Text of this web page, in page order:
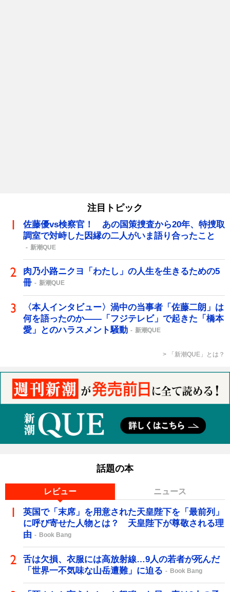
注目トピック
佐藤優vs検察官！ あの国策捜査から20年、特捜取
調室で対峙した因縁の二人がいま語り合ったこと
新潮QUE
肉乃小路ニクヨ「わたし」の人生を生きるための5
冊
新潮QUE
〈本人インタビュー〉渦中の当事者「佐藤二朗」は
何を語ったのか――「フジテレビ」で起きた「橋本
愛」とのハラスメント騒動
新潮QUE
「新潮QUE」とは？
話題の本
レビュー ニュース
英国で「末席」を用意された天皇陛下を「最前列」
に呼び寄せた人物とは？ 天皇陛下が尊敬される理
由
Book Bang
舌は欠損、衣服には高放射線…9人の若者が死んだ
「世界一不気味な山岳遭難」に迫る
Book Bang